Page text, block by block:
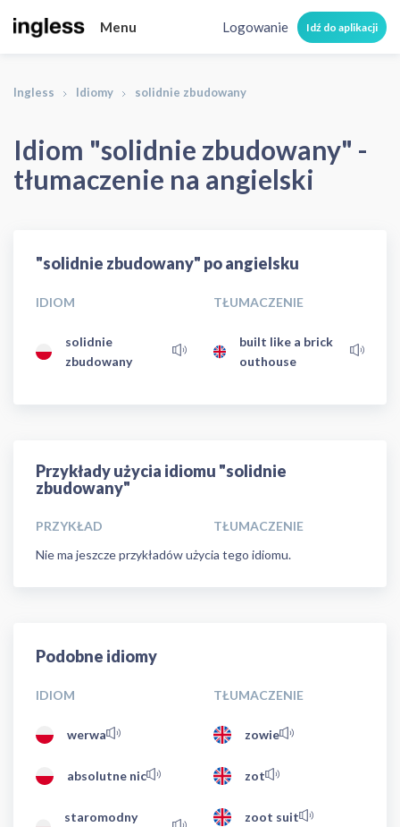
Menu Logowanie Idź do aplikacji
Ingless Idiomy solidnie zbudowany
Idiom "solidnie zbudowany" -
tłumaczenie na angielski
"solidnie zbudowany" po angielsku
IDIOM TŁUMACZENIE
solidnie
zbudowany
built like a brick
outhouse
Przykłady użycia idiomu "solidnie
zbudowany"
PRZYKŁAD
TŁUMACZENIE
Nie ma jeszcze przykładów użycia tego idiomu.
Podobne idiomy
IDIOM TŁUMACZENIE
werwa zowie
absolutne nic zot
staromodny
zoot suit